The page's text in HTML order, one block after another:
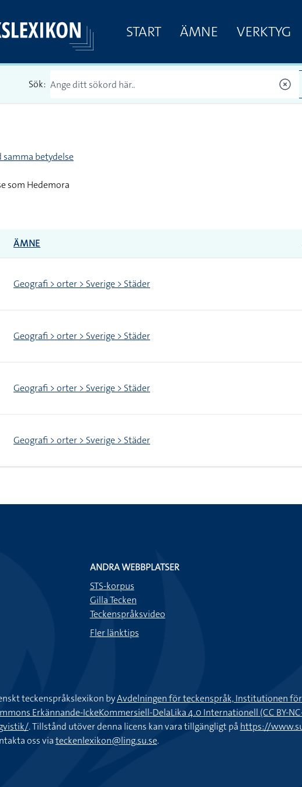
START ÄMNE VERKTYG
Sök:
samma betydelse
som Hedemora
ÄMNE
Geografi > orter > Sverige > Städer
Geografi > orter > Sverige > Städer
Geografi > orter > Sverige > Städer
Geografi > orter > Sverige > Städer
ANDRA WEBBPLATSER
STS-korpus
Gilla Tecken
Teckenspråksvideo
Fler länktips
teckenspråkslexikon byAvdelningen för teckenspråk, Institutionen
Erkännande-IckeKommersiell-DelaLika 4.0 Internationell (CC BY-
. Tillstånd utöver denna licens kan vara tillgängligt på https://
oss viateckenlexikon@ling.su.se.